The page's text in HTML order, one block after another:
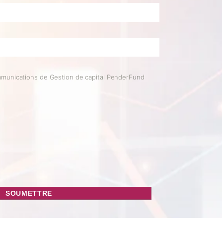
de Gestion de capital PenderFund